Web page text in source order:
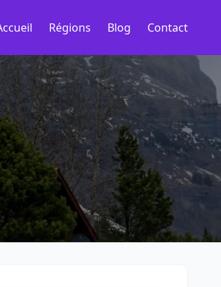
Régions Blog Contact